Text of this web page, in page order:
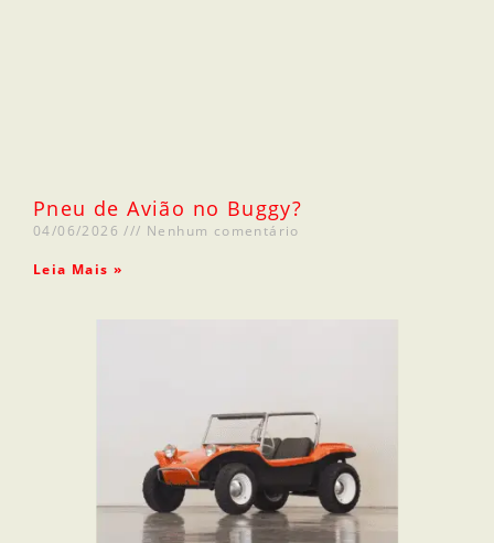
Pneu de Avião no Buggy?
04/06/2026 Nenhum comentário
Leia Mais »